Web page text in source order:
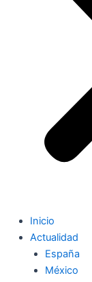
Inicio
Actualidad
España
México